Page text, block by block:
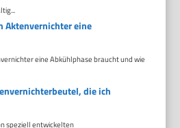
Aktenvernichter eine
eine Abkühlphase braucht und wie
die ich
speziell entwickelten